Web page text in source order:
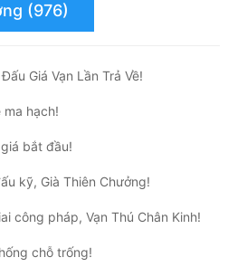
(976)
Giá Vạn Lần Trả Về!
ma hạch!
bắt đầu!
kỹ, Già Thiên Chưởng!
công pháp, Vạn Thú Chân Kinh!
chỗ trống!